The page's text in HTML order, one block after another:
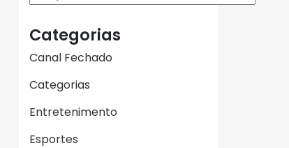
Categorias
Canal Fechado
Categorias
Entretenimento
Esportes